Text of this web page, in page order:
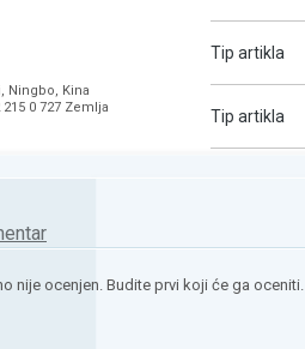
Ningbo, Kina
0 727 Zemlja
Tip artikla
Tip artikla
nije ocenjen. Budite prvi koji će ga oceniti.